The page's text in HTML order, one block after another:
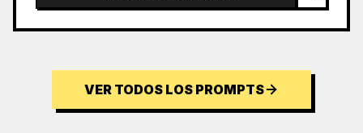
VER TODOS LOS PROMPTS